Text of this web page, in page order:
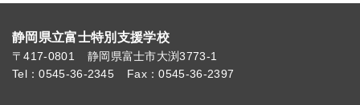
静岡県立富士特別支援学校
〒417-0801
静岡県富士市大渕3773-1
Tel：0545-36-2345
Fax：0545-36-2397